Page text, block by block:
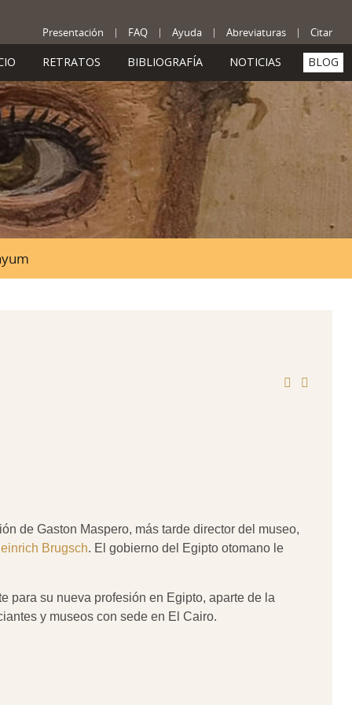
Presentación FAQ Ayuda Abreviaturas Citar
RETRATOS BIBLIOGRAFÍA NOTICIAS BLOG
de Gaston Maspero, más tarde director del museo,
Brugsch. El gobierno del Egipto otomano le
para su nueva profesión en Egipto, aparte de la
y museos con sede en El Cairo.